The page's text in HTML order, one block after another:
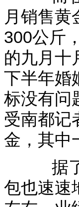
月销售
300公斤
的九月十
下半年婚
标没有问
受南都记
金，其中
据了
包也速速